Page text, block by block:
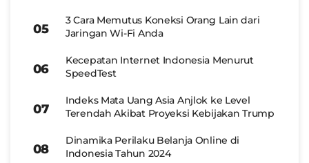
3 Cara Memutus Koneksi Orang Lain dari
Jaringan Wi-Fi Anda
Kecepatan Internet Indonesia Menurut
SpeedTest
Indeks Mata Uang Asia Anjlok ke Level
Terendah Akibat Proyeksi Kebijakan Trump
Dinamika Perilaku Belanja Online di
Indonesia Tahun 2024